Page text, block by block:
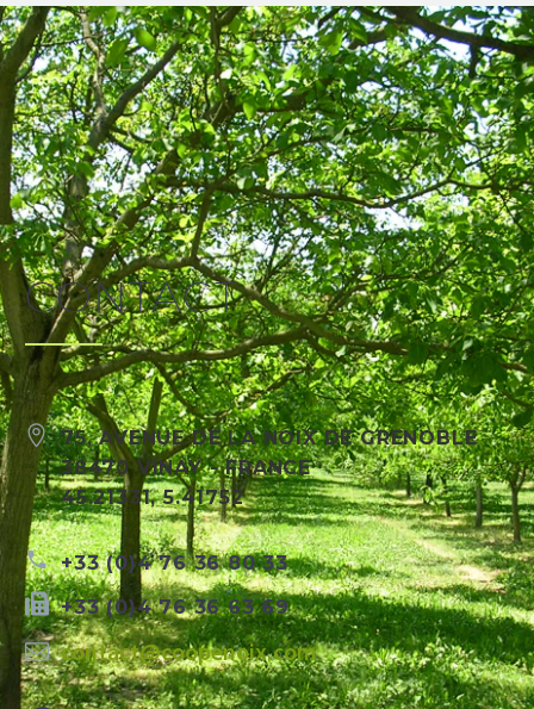
CONTACT
75, AVENUE DE LA NOIX DE GRENOBLE
38470 VINAY - FRANCE
45.21331, 5.41752
+33 (0)4 76 36 80 33
+33 (0)4 76 36 63 69
contact@coopenoix.com